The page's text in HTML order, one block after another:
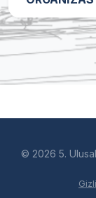
© 2026 5. Ulusal